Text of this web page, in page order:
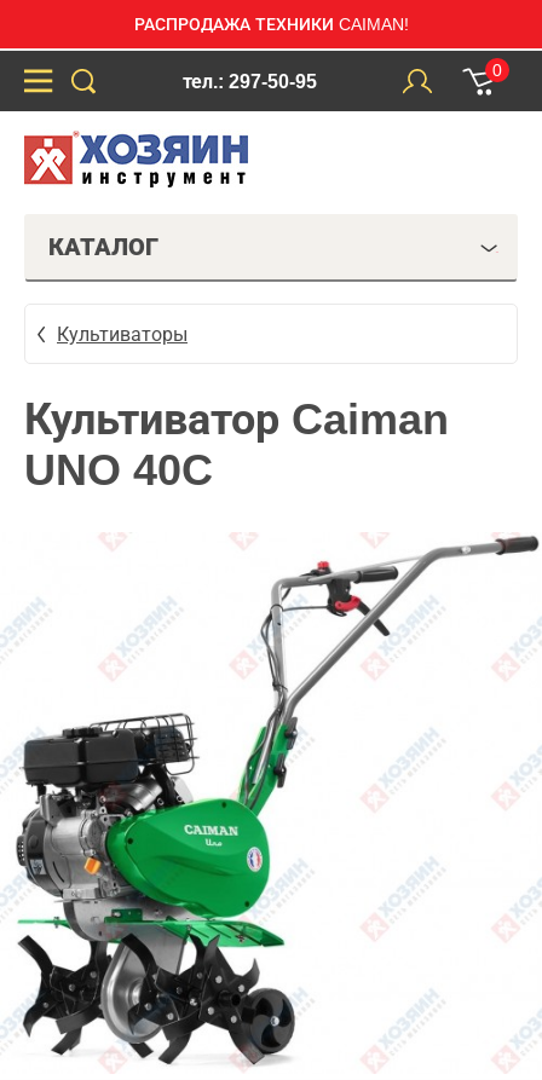
РАСПРОДАЖА ТЕХНИКИ CAIMAN!
тел.: 297-50-95
0
КАТАЛОГ
Культиваторы
Культиватор Caiman
UNO 40C